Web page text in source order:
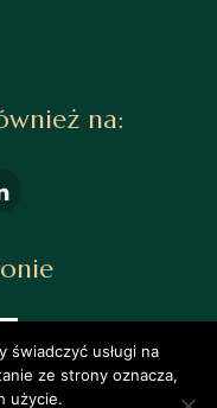
na:
świadczyć usługi na
ze strony oznacza,
użycie.